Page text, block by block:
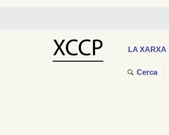
LA XARXA
Cerca